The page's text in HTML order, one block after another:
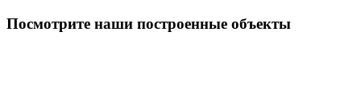
Посмотрите наши построенные объекты